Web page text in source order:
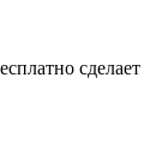
сделает